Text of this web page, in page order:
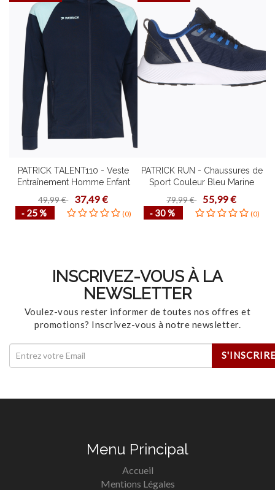
PATRICK TALENT110 - Veste
Entraînement Homme Enfant
Confortable Mode de Vie
Fonctionnel Plusieurs Couleurs
Tailles Design Contemporain
49,99 € 37,49 €
‐ 25 % (0)
PATRICK RUN - Chaussures de
Sport Couleur Bleu Marine
Homme Femme Haute Qualité
Plusieurs Pointures Idéal Course
à Pied
79,99 € 55,99 €
‐ 30 % (0)
INSCRIVEZ-VOUS À LA
NEWSLETTER
Voulez-vous rester informer de toutes nos offres et
promotions? Inscrivez-vous à notre newsletter.
Menu Principal
Accueil
Mentions Légales